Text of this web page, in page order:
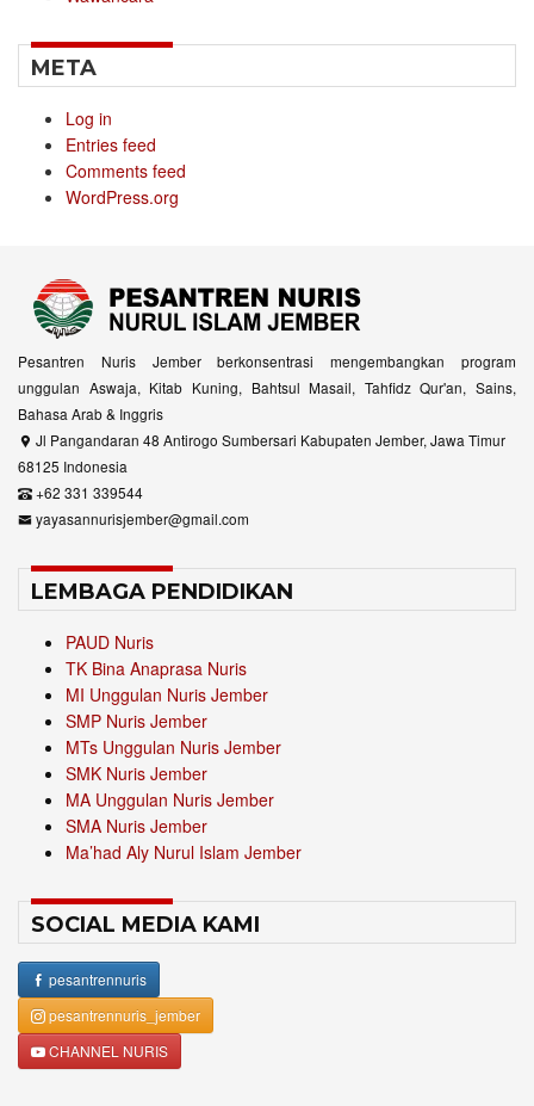
META
Log in
Entries feed
Comments feed
WordPress.org
Pesantren Nuris Jember berkonsentrasi mengembangkan program
unggulan Aswaja, Kitab Kuning, Bahtsul Masail, Tahfidz Qur'an, Sains,
Bahasa Arab & Inggris
Jl Pangandaran 48 Antirogo Sumbersari Kabupaten Jember, Jawa Timur
68125 Indonesia
+62 331 339544
yayasannurisjember@gmail.com
LEMBAGA PENDIDIKAN
PAUD Nuris
TK Bina Anaprasa Nuris
MI Unggulan Nuris Jember
SMP Nuris Jember
MTs Unggulan Nuris Jember
SMK Nuris Jember
MA Unggulan Nuris Jember
SMA Nuris Jember
Ma’had Aly Nurul Islam Jember
SOCIAL MEDIA KAMI
pesantrennuris
pesantrennuris_jember
CHANNEL NURIS